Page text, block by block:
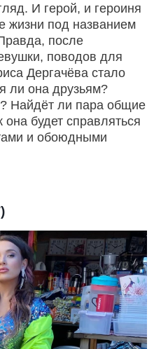
И герой, и героиня
жизни под названием
после
поводов для
Дергачёва стало
ли она друзьям?
Найдёт ли пара общие
будет справляться
и обоюдными